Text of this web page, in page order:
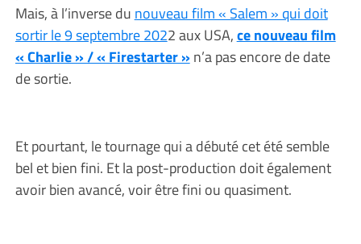
Mais, à l’inverse du nouveau film « Salem » qui doit
sortir le 9 septembre 2022 aux USA,ce nouveau film
« Charlie » / « Firestarter »n’a pas encore de date
de sortie.
Et pourtant, le tournage qui a débuté cet été semble
bel et bien fini. Et la post-production doit également
avoir bien avancé, voir être fini ou quasiment.